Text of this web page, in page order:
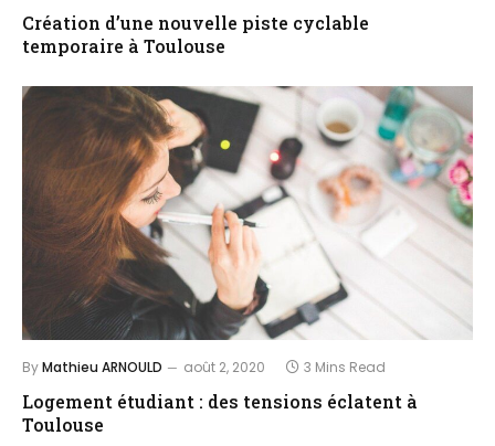
Création d’une nouvelle piste cyclable
temporaire à Toulouse
ByMathieu ARNOULD août 2, 2020 3 Mins Read
Logement étudiant : des tensions éclatent à
Toulouse